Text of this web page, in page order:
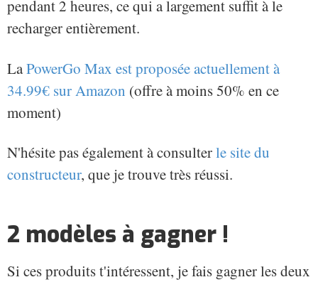
pendant 2 heures, ce qui a largement suffit à le
recharger entièrement.
LaPowerGo Max est proposée actuellement à
34.99€ sur Amazon (offre à moins 50% en ce
moment)
N'hésite pas également à consulterle site du
constructeur, que je trouve très réussi.
2 modèles à gagner !
Si ces produits t'intéressent, je fais gagner les deux